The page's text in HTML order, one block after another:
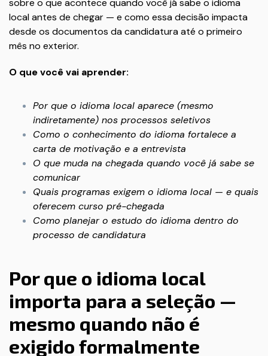
sobre o que acontece quando você já sabe o idioma
local antes de chegar — e como essa decisão impacta
desde os documentos da candidatura até o primeiro
mês no exterior.
O que você vai aprender:
Por que o idioma local aparece (mesmo
indiretamente) nos processos seletivos
Como o conhecimento do idioma fortalece a
carta de motivação e a entrevista
O que muda na chegada quando você já sabe se
comunicar
Quais programas exigem o idioma local — e quais
oferecem curso pré-chegada
Como planejar o estudo do idioma dentro do
processo de candidatura
Por que o idioma local
importa para a seleção —
mesmo quando não é
exigido formalmente